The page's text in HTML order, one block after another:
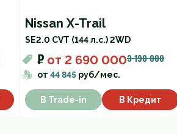
Nissan X-Trail
SE2.0 CVT (144 л.с.) 2WD
₽ от 2 690 0003 190 000
от 44 845 руб/мес.
В Trade-in В Кредит